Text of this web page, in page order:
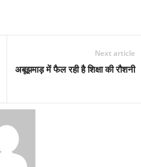
Next article
अबूझमाड़ में फैल रही है शिक्षा की रौशनी